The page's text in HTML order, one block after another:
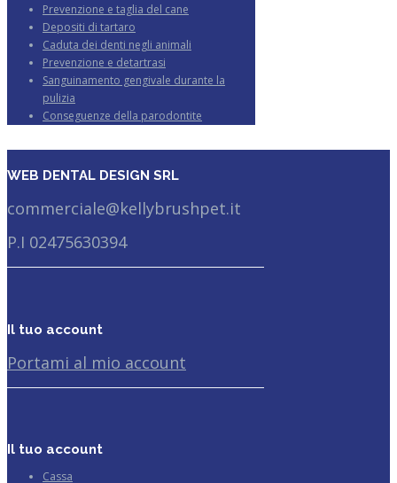
Prevenzione e taglia del cane
Depositi di tartaro
Caduta dei denti negli animali
Prevenzione e detartrasi
Sanguinamento gengivale durante la
pulizia
Conseguenze della parodontite
WEB DENTAL DESIGN SRL
commerciale@kellybrushpet.it
P.I 02475630394
Il tuo account
Portami al mio account
Il tuo account
Cassa